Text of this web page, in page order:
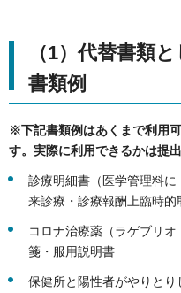
（1）代替書類
書類例
※下記書類例はあくまで利用
す。実際に利用できるかは提
診療明細書（医学管理料
来診療・診療報酬上臨時的
コロナ治療薬（ラゲブリ
箋・服用説明書
保健所と陽性者がやりとり